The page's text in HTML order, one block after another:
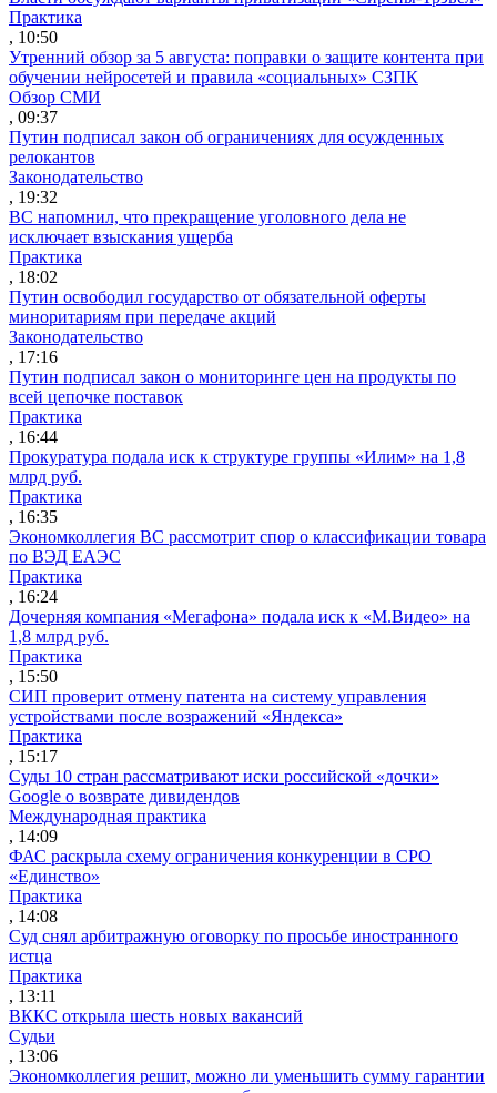
Практика
, 10:50
Утренний обзор за 5 августа: поправки о защите контента при
обучении нейросетей и правила «социальных» СЗПК
Обзор СМИ
, 09:37
Путин подписал закон об ограничениях для осужденных
релокантов
Законодательство
, 19:32
ВС напомнил, что прекращение уголовного дела не
исключает взыскания ущерба
Практика
, 18:02
Путин освободил государство от обязательной оферты
миноритариям при передаче акций
Законодательство
, 17:16
Путин подписал закон о мониторинге цен на продукты по
всей цепочке поставок
Практика
, 16:44
Прокуратура подала иск к структуре группы «Илим» на 1,8
млрд руб.
Практика
, 16:35
Экономколлегия ВС рассмотрит спор о классификации товара
по ВЭД ЕАЭС
Практика
, 16:24
Дочерняя компания «Мегафона» подала иск к «М.Видео» на
1,8 млрд руб.
Практика
, 15:50
СИП проверит отмену патента на систему управления
устройствами после возражений «Яндекса»
Практика
, 15:17
Суды 10 стран рассматривают иски российской «дочки»
Google о возврате дивидендов
Международная практика
, 14:09
ФАС раскрыла схему ограничения конкуренции в СРО
«Единство»
Практика
, 14:08
Суд снял арбитражную оговорку по просьбе иностранного
истца
Практика
, 13:11
ВККС открыла шесть новых вакансий
Судьи
, 13:06
Экономколлегия решит, можно ли уменьшить сумму гарантии